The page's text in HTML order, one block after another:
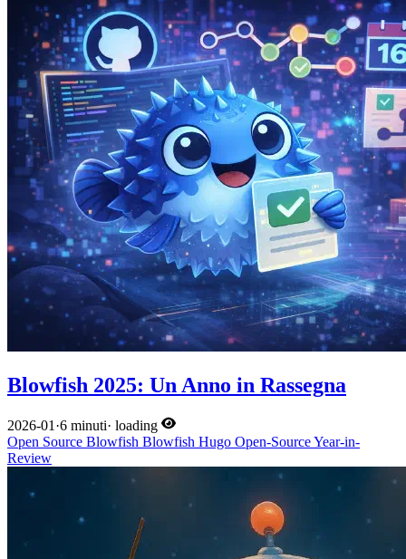
Blowfish 2025: Un Anno in Rassegna
2026-01 ·6 minuti· loading
Open Source Blowfish Blowfish Hugo Open-SourceYear-in-
Review